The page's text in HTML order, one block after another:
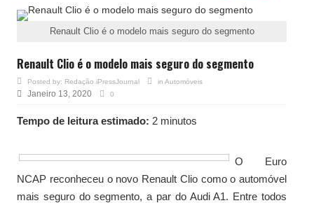
Renault Clio é o modelo mais seguro do segmento
Renault Clio é o modelo mais seguro do segmento
Posted by: Redação iPressJournal in Automóveis
Janeiro 13, 2020 0
Tempo de leitura estimado: 2 minutos
O Euro
NCAP reconheceu o novo Renault Clio como o automóvel
mais seguro do segmento, a par do Audi A1. Entre todos